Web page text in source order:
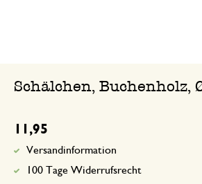
Schälchen, Buchenholz,
11,95
Versandinformation
100 Tage Widerrufsrecht